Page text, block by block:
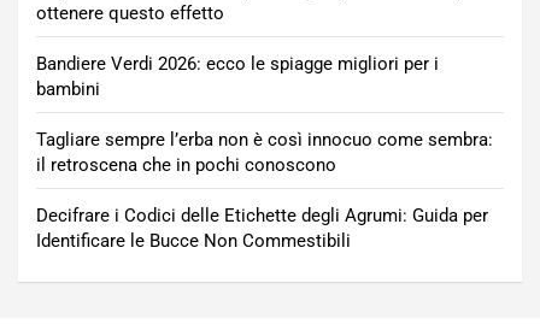
ottenere questo effetto
Bandiere Verdi 2026: ecco le spiagge migliori per i
bambini
Tagliare sempre l’erba non è così innocuo come sembra:
il retroscena che in pochi conoscono
Decifrare i Codici delle Etichette degli Agrumi: Guida per
Identificare le Bucce Non Commestibili